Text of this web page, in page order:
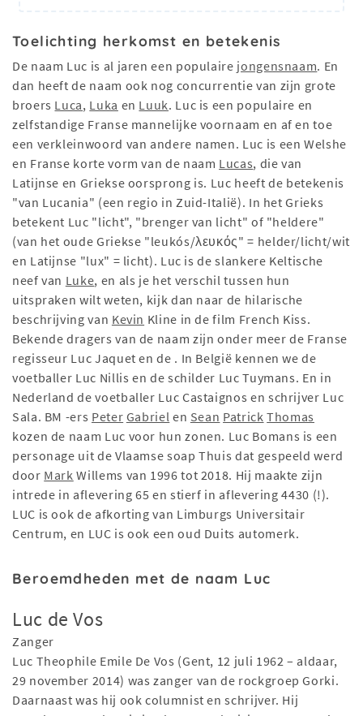
Toelichting herkomst en betekenis
De naam Luc is al jaren een populaire jongensnaam. En
dan heeft de naam ook nog concurrentie van zijn grote
broers Luca, Luka en Luuk. Luc is een populaire en
zelfstandige Franse mannelijke voornaam en af ​​en toe
een verkleinwoord van andere namen. Luc is een Welshe
en Franse korte vorm van de naam Lucas, die van
Latijnse en Griekse oorsprong is. Luc heeft de betekenis
"van Lucania" (een regio in Zuid-Italië). In het Grieks
betekent Luc "licht", "brenger van licht" of "heldere"
(van het oude Griekse "leukós/λευκός" = helder/licht/wit
en Latijnse "lux" = licht). Luc is de slankere Keltische
neef van Luke, en als je het verschil tussen hun
uitspraken wilt weten, kijk dan naar de hilarische
beschrijving van Kevin Kline in de film French Kiss.
Bekende dragers van de naam zijn onder meer de Franse
regisseur Luc Jaquet en de . In België kennen we de
voetballer Luc Nillis en de schilder Luc Tuymans. En in
Nederland de voetballer Luc Castaignos en schrijver Luc
Sala. BM -ers Peter Gabriel en Sean Patrick Thomas
kozen de naam Luc voor hun zonen. Luc Bomans is een
personage uit de Vlaamse soap Thuis dat gespeeld werd
door Mark Willems van 1996 tot 2018. Hij maakte zijn
intrede in aflevering 65 en stierf in aflevering 4430 (!).
LUC is ook de afkorting van Limburgs Universitair
Centrum, en LUC is ook een oud Duits automerk.
Beroemdheden met de naam Luc
Luc de Vos
Zanger
Luc Theophile Emile De Vos (Gent, 12 juli 1962 – aldaar,
29 november 2014) was zanger van de rockgroep Gorki.
Daarnaast was hij ook columnist en schrijver. Hij